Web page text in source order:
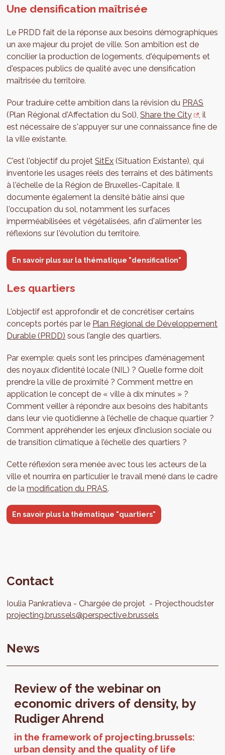
Une densification maîtrisée
Le PRDD fait de la réponse aux besoins démographiques
un axe majeur du projet de ville. Son ambition est de
concilier la production de logements, d'équipements et
d'espaces publics de qualité avec une densification
maîtrisée du territoire.
Pour traduire cette ambition dans la révision du PRAS
(Plan Régional d'Affectation du Sol),Share the City
, il
est nécessaire de s'appuyer sur une connaissance fine de
la ville existante.
C'est l'objectif du projetSitEx (Situation Existante), qui
inventorie les usages réels des terrains et des bâtiments
à l'échelle de la Région de Bruxelles-Capitale. Il
documente également la densité bâtie ainsi que
l'occupation du sol, notamment les surfaces
imperméabilisées et végétalisées, afin d'alimenter les
réflexions sur l'évolution du territoire.
En savoir plus sur la thématique "densification"
Les quartiers
L'objectif est approfondir et de concrétiser certains
concepts portés par le Plan Régional de Développement
Durable (PRDD) sous l’angle des quartiers.
Par exemple: quels sont les principes d’aménagement
des noyaux d’identité locale (NIL) ? Quelle forme doit
prendre la ville de proximité ? Comment mettre en
application le concept de « ville à dix minutes » ?
Comment veiller à répondre aux besoins des habitants
dans leur vie quotidienne à l’échelle de chaque quartier ?
Comment appréhender les enjeux d’inclusion sociale ou
de transition climatique à l’échelle des quartiers ?
Cette réflexion sera menée avec tous les acteurs de la
ville et nourrira en particulier le travail mené dans le cadre
de lamodification du PRAS.
En savoir plus la thématique "quartiers"
Contact
Ioulia Pankratieva Chargée de projet
Projecthoudster
projecting.brussels@perspective.brussels
News
Review of the webinar on
economic drivers of density, by
Rudiger Ahrend
in the framework of projecting.brussels:
urban density and the quality of life